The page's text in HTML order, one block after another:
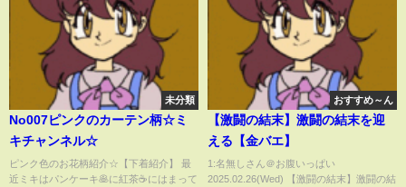
未分類
No007ピンクのカーテン柄☆ミ
キチャンネル☆
ピンク色のお花柄紹介☆【下着紹介】 最
近ミキはパンケーキ🥞に紅茶☕にはまって
おすすめ～ん
【激闘の結末】激闘の結末を迎
える【金バエ】
1:名無しさん＠お腹いっぱい
2025.02.26(Wed) 【激闘の結末】激闘の結